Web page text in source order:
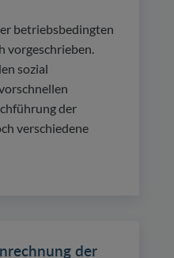
betriebsbedingten
vorgeschrieben.
sozial
der
verschiedene
der